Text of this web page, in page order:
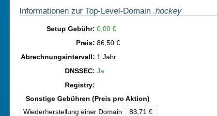
Informationen zur Top-Level-Domain .hockey
Setup Gebühr: 0,00 €
Preis: 86,50 €
Abrechnungsintervall: 1 Jahr
DNSSEC: Ja
Registry:
Sonstige Gebühren (Preis pro Aktion)
Wiederherstellung einer Domain
83,71 €